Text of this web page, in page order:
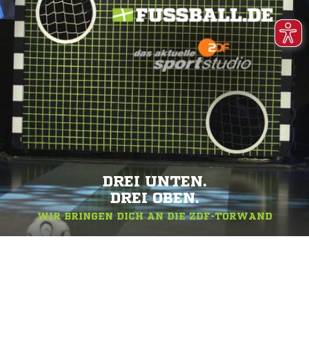
DREI UNTEN.
DREI OBEN.
WIR BRINGEN DICH AN DIE ZDF-TORWAND